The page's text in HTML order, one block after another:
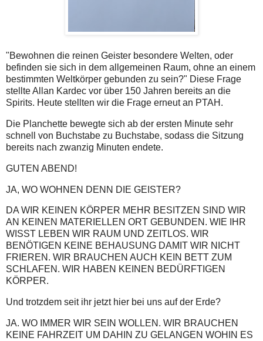
"Bewohnen die reinen Geister besondere Welten, oder
befinden sie sich in dem allgemeinen Raum, ohne an einem
bestimmten Weltkörper gebunden zu sein?" Diese Frage
stellte Allan Kardec vor über 150 Jahren bereits an die
Spirits. Heute stellten wir die Frage erneut an PTAH.
Die Planchette bewegte sich ab der ersten Minute sehr
schnell von Buchstabe zu Buchstabe, sodass die Sitzung
bereits nach zwanzig Minuten endete.
GUTEN ABEND!
JA, WO WOHNEN DENN DIE GEISTER?
DA WIR KEINEN KÖRPER MEHR BESITZEN SIND WIR
AN KEINEN MATERIELLEN ORT GEBUNDEN. WIE IHR
WISST LEBEN WIR RAUM UND ZEITLOS. WIR
BENÖTIGEN KEINE BEHAUSUNG DAMIT WIR NICHT
FRIEREN. WIR BRAUCHEN AUCH KEIN BETT ZUM
SCHLAFEN. WIR HABEN KEINEN BEDÜRFTIGEN
KÖRPER.
Und trotzdem seit ihr jetzt hier bei uns auf der Erde?
JA. WO IMMER WIR SEIN WOLLEN. WIR BRAUCHEN
KEINE FAHRZEIT UM DAHIN ZU GELANGEN WOHIN ES